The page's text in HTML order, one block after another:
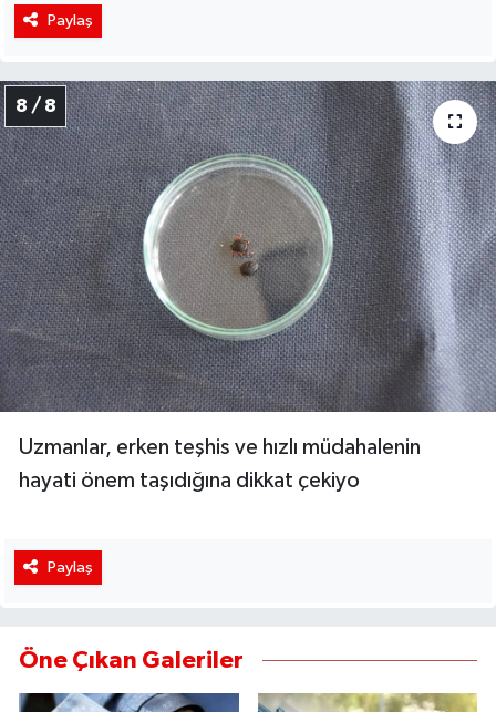
Paylaş
8 / 8
Uzmanlar, erken teşhis ve hızlı müdahalenin
hayati önem taşıdığına dikkat çekiyo
Paylaş
Öne Çıkan Galeriler